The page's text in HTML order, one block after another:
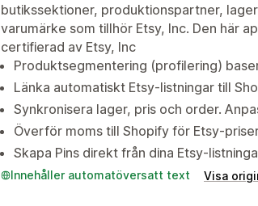
butikssektioner, produktionspartner,
varumärke som tillhör Etsy, Inc. Den här
certifierad av Etsy, Inc
Produktsegmentering (profilering)
Länka automatiskt Etsy-listningar till
Synkronisera lager, pris och order.
Överför moms till Shopify för Etsy-
Skapa Pins direkt från dina Etsy-
Innehåller automatöversatt text Visa